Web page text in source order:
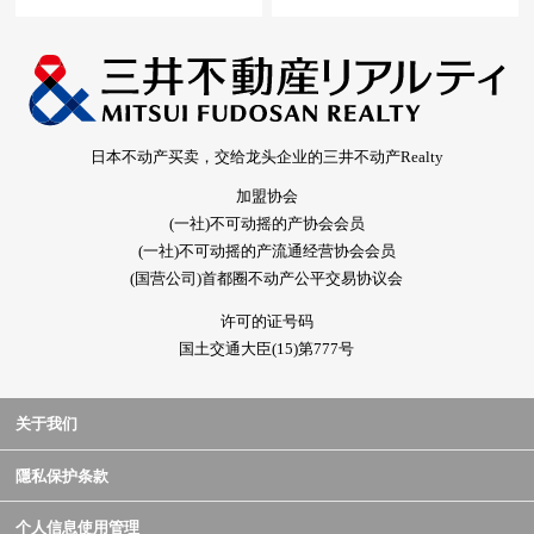
日本不动产买卖，交给龙头企业的三井不动产Realty
加盟协会
(一社)不可动摇的产协会会员
(一社)不可动摇的产流通经营协会会员
(国营公司)首都圈不动产公平交易协议会
许可的证号码
国土交通大臣(15)第777号
关于我们
隱私保护条款
个人信息使用管理